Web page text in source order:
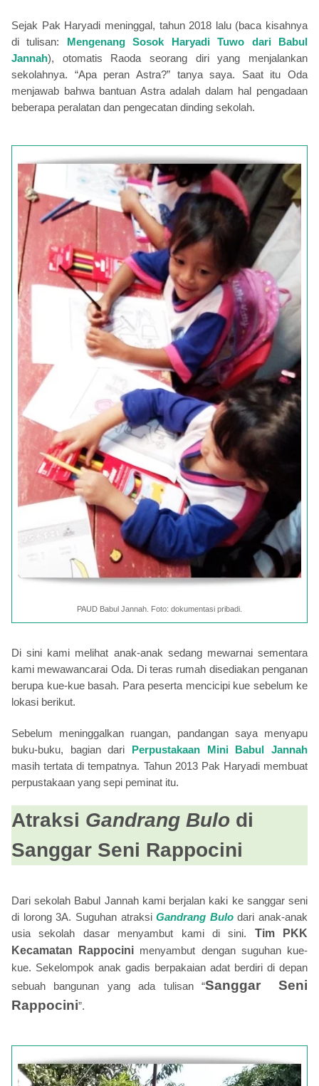
Sejak Pak Haryadi meninggal, tahun 2018 lalu (baca kisahnya
di tulisan: Mengenang Sosok Haryadi Tuwo dari Babul
Jannah), otomatis Raoda seorang diri yang menjalankan
sekolahnya. “Apa peran Astra?” tanya saya. Saat itu Oda
menjawab bahwa bantuan Astra adalah dalam hal pengadaan
beberapa peralatan dan pengecatan dinding sekolah.
PAUD Babul Jannah. Foto: dokumentasi pribadi.
Di sini kami melihat anak-anak sedang mewarnai sementara
kami mewawancarai Oda. Di teras rumah disediakan penganan
berupa kue-kue basah. Para peserta mencicipi kue sebelum ke
lokasi berikut.
Sebelum meninggalkan ruangan, pandangan saya menyapu
buku-buku, bagian dari Perpustakaan Mini Babul Jannah
masih tertata di tempatnya. Tahun 2013 Pak Haryadi membuat
perpustakaan yang sepi peminat itu.
Atraksi Gandrang Bulo di
Sanggar Seni Rappocini
Dari sekolah Babul Jannah kami berjalan kaki ke sanggar seni
di lorong 3A. Suguhan atraksiGandrang Bulo dari anak-anak
usia sekolah dasar menyambut kami di sini. Tim PKK
Kecamatan Rappocini menyambut dengan suguhan kue-
kue. Sekelompok anak gadis berpakaian adat berdiri di depan
sebuah bangunan yang ada tulisan “Sanggar
Seni
Rappocini”.